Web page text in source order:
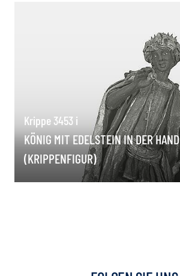
Krippe 3453 i
KÖNIG MIT EDELSTEIN IN DER HAND
(KRIPPENFIGUR)